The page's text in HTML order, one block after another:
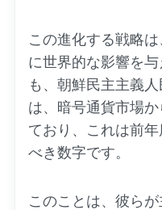
この進化する戦略
に世界的な影響を
も、朝鮮民主主義
は、暗号通貨市場
ており、これは前
べき数字です。
このことは、彼ら